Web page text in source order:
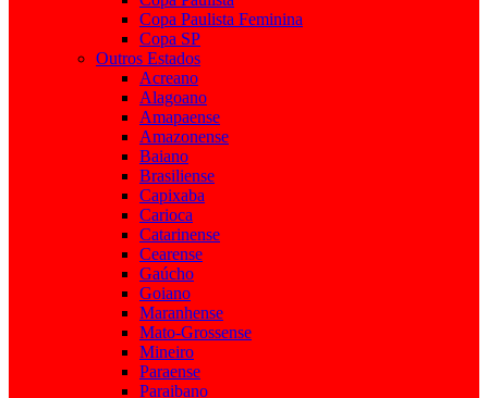
Copa Paulista Feminina
Copa SP
Outros Estados
Acreano
Alagoano
Amapaense
Amazonense
Baiano
Brasiliense
Capixaba
Carioca
Catarinense
Cearense
Gaúcho
Goiano
Maranhense
Mato-Grossense
Mineiro
Paraense
Paraibano